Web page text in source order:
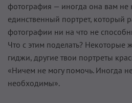
фотография — иногда она вам не
единственный портрет, который
фотографии ни на что не
Что с этим поделать? Некоторые
гиджи, другие твои портреты
«Ничем не могу помочь. Иногда
необходимы».